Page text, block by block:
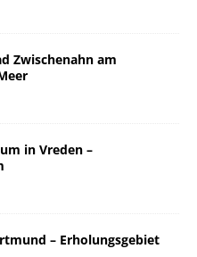
Zwischenahn am
in Vreden –
– Erholungsgebiet